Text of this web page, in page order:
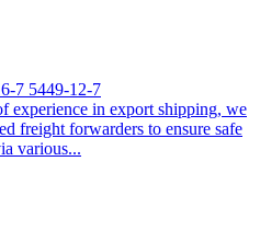
7 5449-12-7
experience in export shipping, we
freight forwarders to ensure safe
various...